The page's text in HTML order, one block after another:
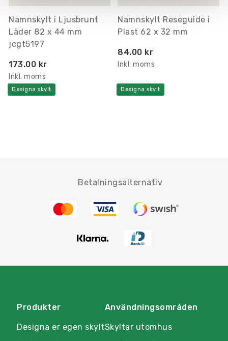
Namnskylt i Ljusbrunt
Läder 82 x 44 mm
jcgt5197
173.00 kr
Inkl. moms
Designa skylt
Namnskylt Reseguide i
Plast 62 x 32 mm
84.00 kr
Inkl. moms
Designa skylt
Betalningsalternativ
Produkter
Designa er egen skylt
Användningsområden
Skyltar utomhus